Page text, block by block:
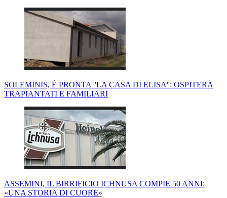
SOLEMINIS, È PRONTA ''LA CASA DI ELISA'': OSPITERÀ
TRAPIANTATI E FAMILIARI
ASSEMINI, IL BIRRIFICIO ICHNUSA COMPIE 50 ANNI:
«UNA STORIA DI CUORE»